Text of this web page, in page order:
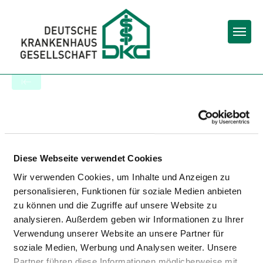
Diese Webseite verwendet Cookies
Wir verwenden Cookies, um Inhalte und Anzeigen zu
personalisieren, Funktionen für soziale Medien anbieten
zu können und die Zugriffe auf unsere Website zu
analysieren. Außerdem geben wir Informationen zu Ihrer
Verwendung unserer Website an unsere Partner für
soziale Medien, Werbung und Analysen weiter. Unsere
KLINIKUM BAD HERSFELD
GMBH - ORTHOPÄDIE BAD
HERSFELD